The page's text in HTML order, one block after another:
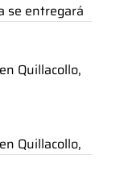
se entregará
Quillacollo,
Quillacollo,